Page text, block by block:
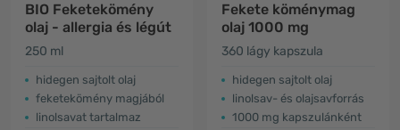
BIO Feketekömény
olaj - allergia és légút
250 ml
hidegen sajtolt olaj
feketekömény magjából
linolsavat tartalmaz
Fekete köménymag
olaj 1000 mg
360 lágy kapszula
hidegen sajtolt olaj
linolsav- és olajsavforrás
1000 mg kapszulánként